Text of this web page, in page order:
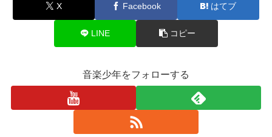
X Facebook はてブ
LINE コピー
音楽少年をフォローする